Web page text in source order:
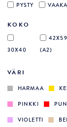
PYSTY VAAKA
KOKO
30X40
(A2)
VÄRI
HARMAA
PINKKI
VIOLETTI